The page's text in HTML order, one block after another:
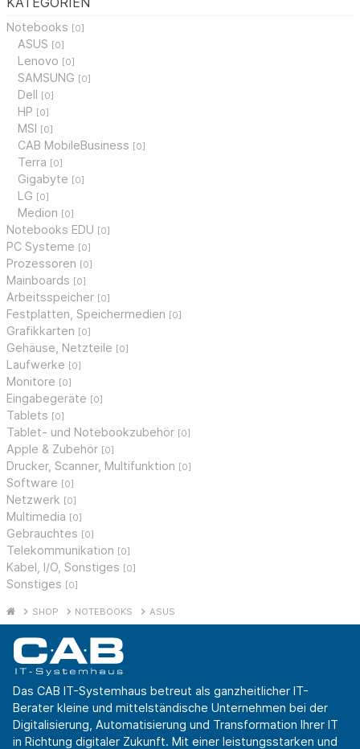
Notebooks [0]
ASUS [0]
Lenovo [0]
SAMSUNG [0]
Dell [0]
HP [0]
MSI [0]
CAB MobileBusiness [0]
Terra [0]
Gigabyte [0]
LG [0]
Medion [0]
Notebooks EDU [0]
PC Systeme [0]
Prozessoren [0]
Mainboards [0]
Arbeitsspeicher [0]
Festplatten, Speichermedien [0]
Grafikkarten [0]
Gehäuse, Netzteile [0]
Laufwerke [0]
Monitore [0]
Eingabegeräte [0]
Tablets [0]
Tablet- und Notebookzubehör [0]
Apple & Zubehör [0]
Drucker, Scanner, Multifunktion [0]
Software [0]
Netzwerk [0]
Multimedia [0]
Gebrauchtes [0]
Telekommunikation [0]
Kabel, I/O, Sonstiges [0]
Sonstiges [0]
SHOP NOTEBOOKS ASUS
Das CAB IT-Systemhaus betreut als ganzheitlicher IT-
Berater kleine und mittelständische Unternehmen bei der
Digitalisierung, Automatisierung und Transformation Ihrer IT
in Richtung digitaler Zukunft. Mit einer leistungsstarken und